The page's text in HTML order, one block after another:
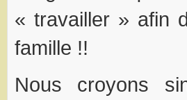
« travailler » afin
famille !!
Nous croyons